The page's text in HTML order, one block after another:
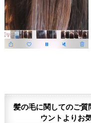
髪の毛に関してのご
ウントよりお